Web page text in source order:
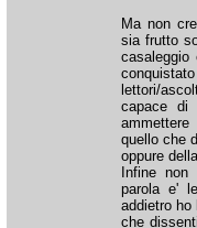
Ma non
sia frutto
lettori/
capace
quello che
oppure
Infine
parola e'
addietro
che